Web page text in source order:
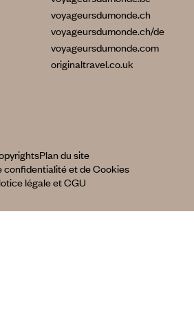
voyageursdumonde.ch
voyageursdumonde.ch/de
voyageursdumonde.com
originaltravel.co.uk
Plan du site
confidentialité et de Cookies
légale et CGU